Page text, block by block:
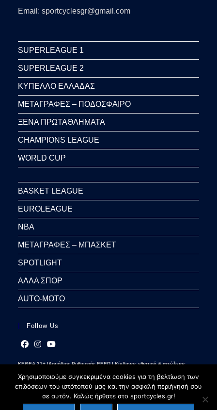
Email: sportcyclesgr@gmail.com
SUPERLEAGUE 1
SUPERLEAGUE 2
ΚΥΠΕΛΛΟ ΕΛΛΑΔΑΣ
ΜΕΤΑΓΡΑΦΕΣ – ΠΟΔΟΣΦΑΙΡΟ
ΞΕΝΑ ΠΡΩΤΑΘΛΗΜΑΤΑ
CHAMPIONS LEAGUE
WORLD CUP
BASKET LEAGUE
EUROLEAGUE
NBA
ΜΕΤΑΓΡΑΦΕΣ – ΜΠΑΣΚΕΤ
SPOTLIGHT
ΑΛΛΑ ΣΠΟΡ
AUTO-MOTO
Follow Us
in
a
new
in
a
new
tab
in
a
new
tab
ΚΕΘΕΑ 21+ |Αρμόδιος Ρυθμιστής ΕΕΕΠ | Κίνδυνος εθισμού & απώλειας
Χρησιμοποιούμε συγκεκριμένα cookies για τη βελτίωση των
επιδόσεων του ιστότοπού μας και την ασφαλή περιήγησή σου
σε αυτόν. Καλώς ήρθατε στο sportcycles.gr!